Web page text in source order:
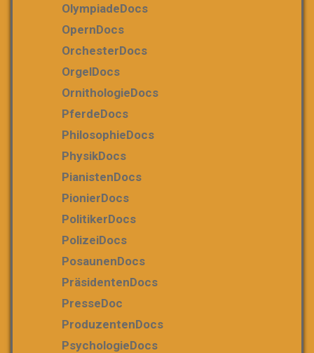
OlympiadeDocs
OpernDocs
OrchesterDocs
OrgelDocs
OrnithologieDocs
PferdeDocs
PhilosophieDocs
PhysikDocs
PianistenDocs
PionierDocs
PolitikerDocs
PolizeiDocs
PosaunenDocs
PräsidentenDocs
PresseDoc
ProduzentenDocs
PsychologieDocs